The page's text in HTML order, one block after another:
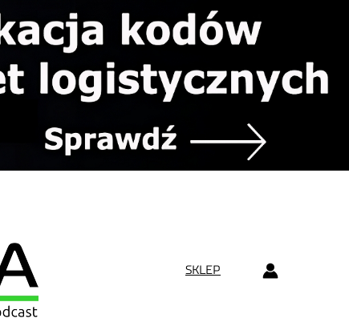
SKLEP